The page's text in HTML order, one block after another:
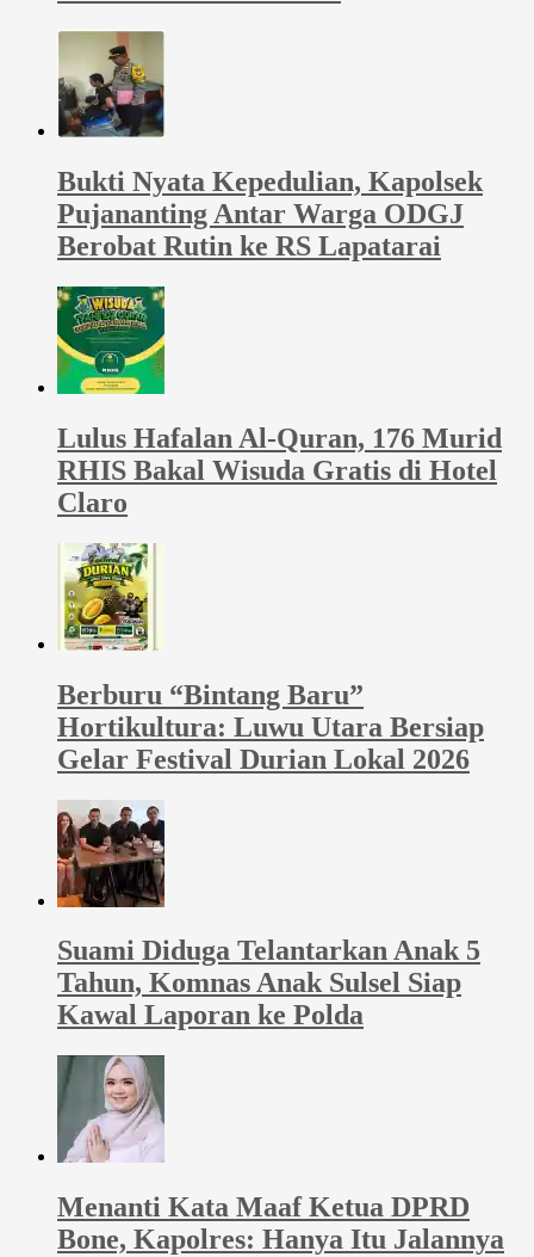
Bukti Nyata Kepedulian, Kapolsek
Pujananting Antar Warga ODGJ
Berobat Rutin ke RS Lapatarai
Lulus Hafalan Al-Quran, 176 Murid
RHIS Bakal Wisuda Gratis di Hotel
Claro
Berburu “Bintang Baru”
Hortikultura: Luwu Utara Bersiap
Gelar Festival Durian Lokal 2026
Suami Diduga Telantarkan Anak 5
Tahun, Komnas Anak Sulsel Siap
Kawal Laporan ke Polda
Menanti Kata Maaf Ketua DPRD
Bone, Kapolres: Hanya Itu Jalannya